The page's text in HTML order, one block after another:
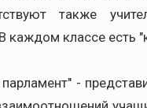
также
каждом классе
-